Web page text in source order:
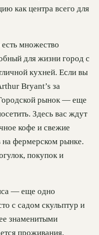
как центра всего для
множество
для жизни город с
кухней. Если вы
Bryant’s за
рынок — еще
Здесь вас ждут
кофе и свежие
фермерском рынке.
покупок и
— еще одно
с садом скульптур и
знаменитыми
проживания,